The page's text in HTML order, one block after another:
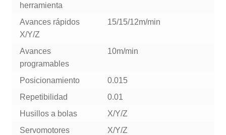
herramienta
Avances rápidos
X/Y/Z
15/15/12m/min
Avances
programables
10m/min
Posicionamiento
0.015
Repetibilidad
0.01
Husillos a bolas
X/Y/Z
Servomotores
X/Y/Z